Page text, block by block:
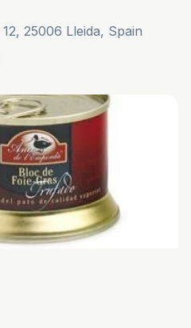
25006 Lleida, Spain